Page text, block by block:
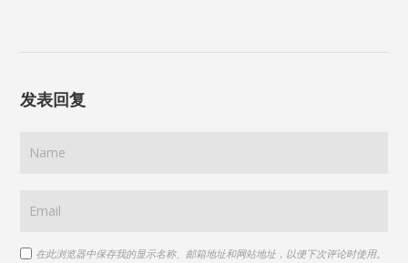
发表回复
在此浏览器中保存我的显示名称、邮箱地址和网站地址，以便下次评论时使用。